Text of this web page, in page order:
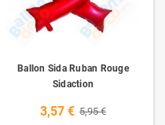
Ballon Sida Ruban Rouge
Sidaction
3,57 € 5,95 €